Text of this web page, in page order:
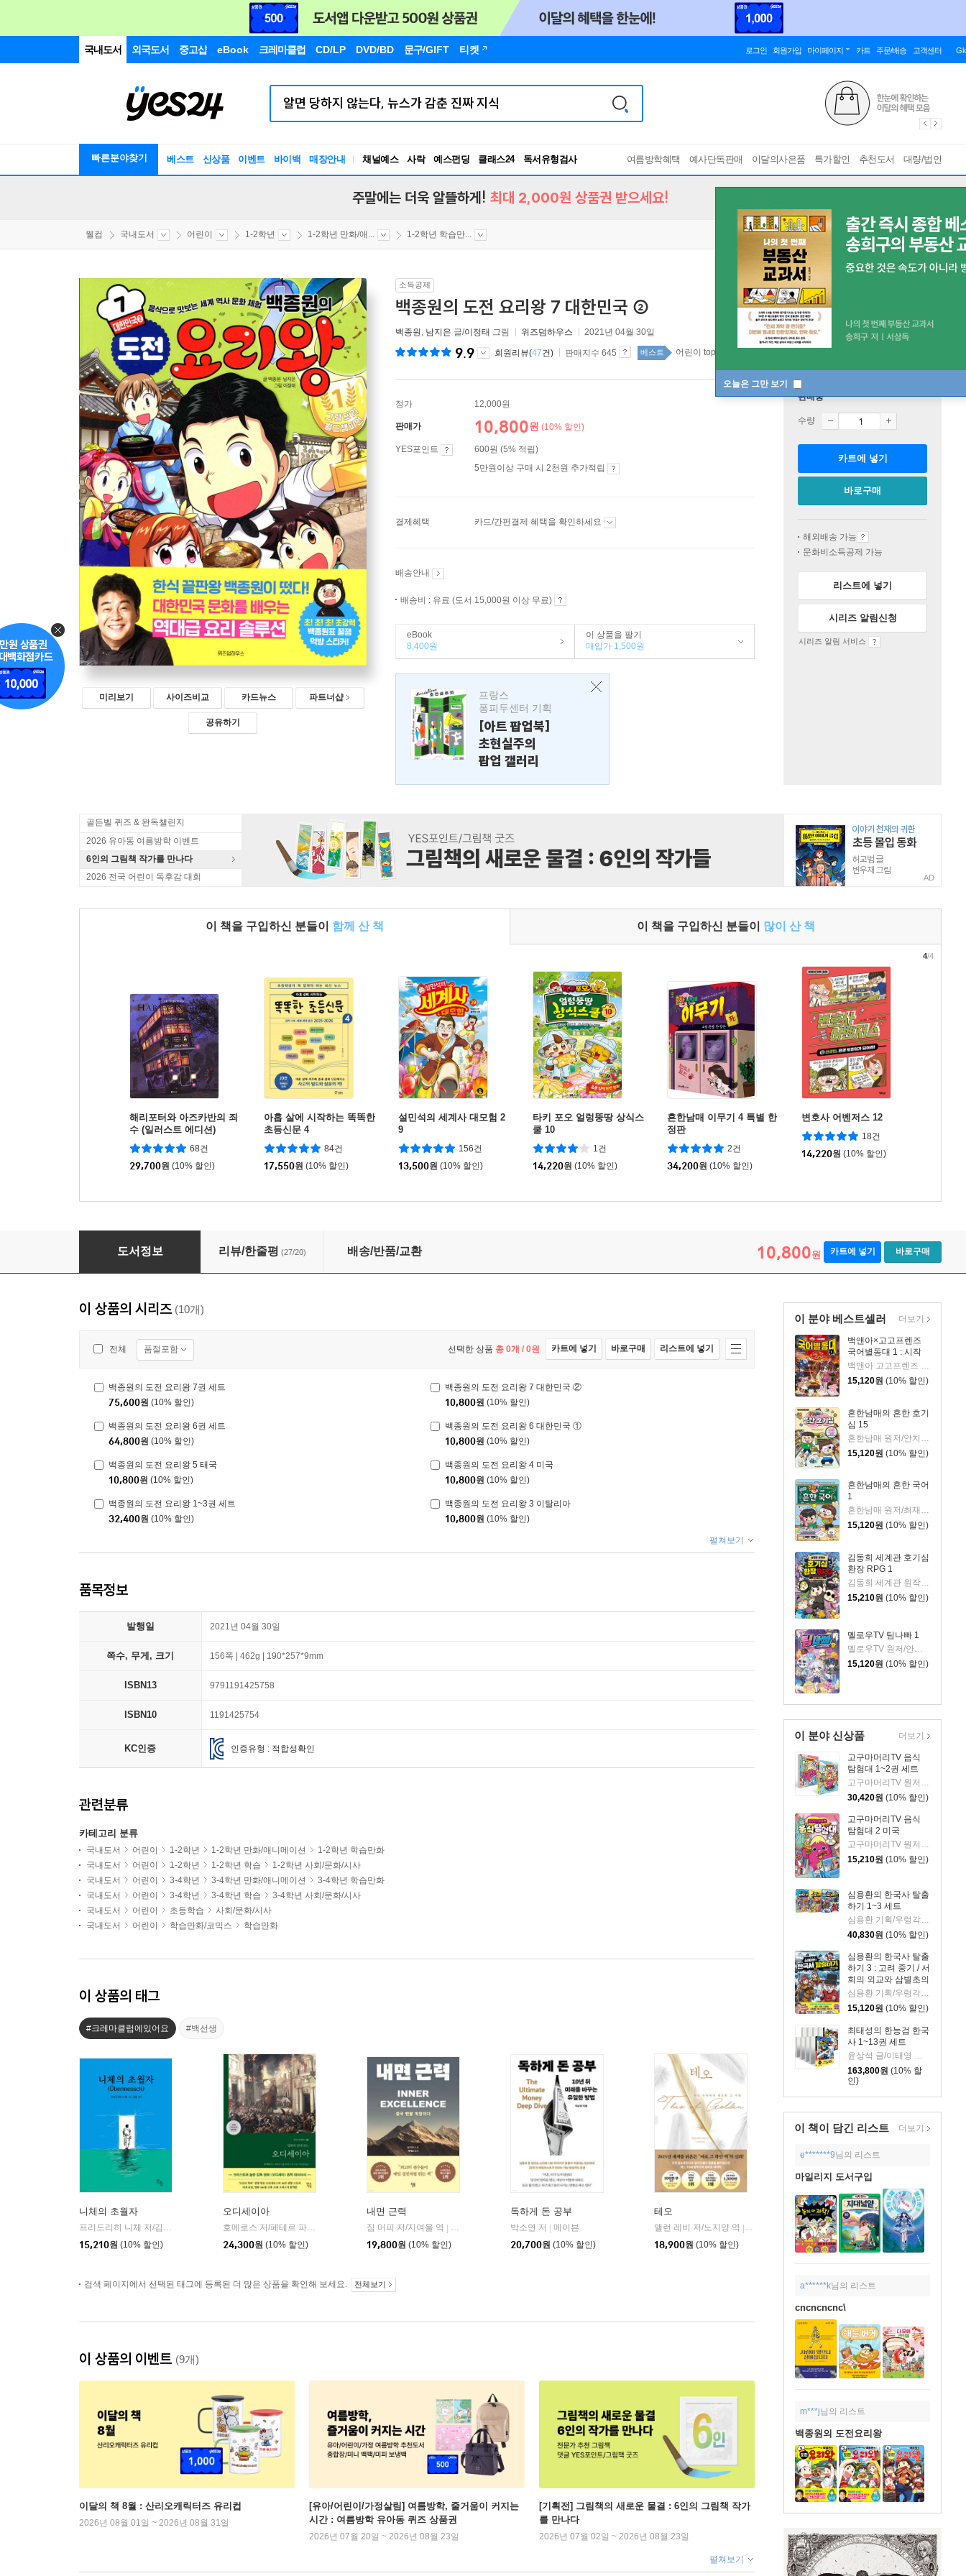
국내도서 외국도서 중고샵 eBook 크레마클럽 CD/LP DVD/BD 문구/GIFT 티켓 로그인 회원가입 마이페이지 카트 주문/배송 고객센터
빠른분야찾기 베스트 신상품 이벤트 바이백 매장안내 채널예스 사락 예스펀딩 클래스24
독서유형검사
RBTI Lab
여름방학혜택 예사단독판매 이달의사은품 특가할인 추천도서 대량/법인
오늘은 그만 보기
주말에는 더욱 알뜰하게! 최대 2,000원 상품권 받으세요!
웰컴 국내도서 어린이 1-2학년 1-2학년 만화/애... 1-2학년 학습만...
미리보기 사이즈비교 카드뉴스 파트너샵
공유하기
소득공제
백종원의 도전 요리왕 7 대한민국 ②
백종원 , 남지은 글/이정태 그림 위즈덤하우스 2021년 04월 30일
9.9 회원리뷰(47건) 판매지수 645 베스트 어린이 top100 5주
정가 12,000원
판매가 10,800원 (10% 할인)
YES포인트
600원 (5% 적립)
5만원이상 구매 시 2천원 추가적립
결제혜택 카드/간편결제 혜택을 확인하세요
배송안내
배송비 : 유료 (도서 15,000원 이상 무료)
eBook
8,400원
이 상품을 팔기
매입가 1,500원
프랑스
퐁피두센터 기획
[아트 팝업북]
초현실주의
팝업 갤러리
판매중
수량
카트에 넣기
바로구매
해외배송 가능
문화비소득공제 가능
리스트에 넣기
시리즈 알림신청
시리즈 알림 서비스
골든벨 퀴즈 & 완독챌린지
2026 유아동 여름방학 이벤트
6인의 그림책 작가를 만나다
2026 전국 어린이 독후감 대회
AD
이 책을 구입하신 분들이 함께 산 책 이 책을 구입하신 분들이 많이 산 책
해리포터와 아즈카반의 죄
수 (일러스트 에디션)
68건
29,700원 (10% 할인)
아홉 살에 시작하는 똑똑한
초등신문 4
84건
17,550원 (10% 할인)
설민석의 세계사 대모험 2
9
156건
13,500원 (10% 할인)
타키 포오 얼렁뚱땅 상식스
쿨 10
1건
14,220원 (10% 할인)
흔한남매 이무기 4 특별 한
정판
2건
34,200원 (10% 할인)
변호사 어벤저스 12
18건
14,220원 (10% 할인)
4/4
백종원의 도전 요리왕 7 대한민국 ②
도서정보 리뷰/한줄평 (27/20) 배송/반품/교환 10,800원 카트에 넣기 바로구매
이 분야 베스트셀러
백앤아×고고프렌즈
국어별동대 1 : 시작
백앤아 고고프렌즈 원저/한바리 글/정수영 그림/김선 감수
15,120원 (10% 할인)
흔한남매의 흔한 호기
심 15
흔한남매 원저/안치현 글/유난희 그림/이정모,흔한컴퍼니 감수
15,120원 (10% 할인)
흔한남매의 흔한 국어
1
흔한남매 원저/최재연 글/도니패밀리 그림
15,120원 (10% 할인)
김동희 세계관 호기심
환장 RPG 1
김동희 세계관 원작/박종은 글/이정태 그림
15,210원 (10% 할인)
멜로우TV 팀나빠 1
멜로우TV 원저/안경순 저/쓰리포 그림
15,120원 (10% 할인)
더보기
이 분야 신상품
고구마머리TV 음식
탐험대 1~2권 세트
고구마머리TV 원저/서후 글/김기수 그림
30,420원 (10% 할인)
고구마머리TV 음식
탐험대 2 미국
고구마머리TV 원저/서후 글/김기수 그림
15,210원 (10% 할인)
심용환의 한국사 탈출
하기 1~3 세트
심용환 기획/우렁각시탈 글/타니스튜디오 그림
40,830원 (10% 할인)
심용환의 한국사 탈출
하기 3 : 고려 중기 / 서
희의 외교와 삼별초의
투쟁 편
심용환 기획/우렁각시탈 글/타니스튜디오 그림
15,120원 (10% 할인)
최태성의 한능검 한국
사 1~13권 세트
163,800원 (10% 할
인)
더보기
이 책이 담긴 리스트 더보기
e*******9님의 리스트
마일리지 도서구입
a******k님의 리스트
cncncncnc\
m***j님의 리스트
백종원의 도전요리왕
이 상품의 시리즈 (10개)
전체 품절포함 선택한 상품 총 0개 / 0원 카트에 넣기 바로구매 리스트에 넣기
백종원의 도전 요리왕 7권 세트
75,600원 (10% 할인)
백종원의 도전 요리왕 7 대한민국 ②
10,800원 (10% 할인)
백종원의 도전 요리왕 6권 세트
64,800원 (10% 할인)
백종원의 도전 요리왕 6 대한민국 ①
10,800원 (10% 할인)
백종원의 도전 요리왕 5 태국
10,800원 (10% 할인)
백종원의 도전 요리왕 4 미국
10,800원 (10% 할인)
백종원의 도전 요리왕 1~3권 세트
32,400원 (10% 할인)
백종원의 도전 요리왕 3 이탈리아
10,800원 (10% 할인)
펼쳐보기
품목정보
발행일 2021년 04월 30일
쪽수, 무게, 크기 156쪽 | 462g | 190*257*9mm
ISBN13 9791191425758
ISBN10 1191425754
KC인증 인증유형 : 적합성확인
관련분류
카테고리 분류
국내도서 어린이 1-2학년 1-2학년 만화/애니메이션
1-2학년 학습만화
국내도서
어린이 1-2학년 1-2학년 학습
1-2학년 사회/문화/시사
국내도서
어린이 3-4학년 3-4학년 만화/애니메이션
3-4학년 학습만화
국내도서
어린이 3-4학년 3-4학년 학습
3-4학년 사회/문화/시사
국내도서
어린이 초등학습
사회/문화/시사
국내도서
어린이 학습만화/코믹스 학습만화
이 상품의 태그
#크레마클럽에있어요 #백선생
니체의 초월자
프리드리히 니체 저/김철 편역
15,210원 (10% 할인)
오디세이아
호메로스 저/페테르 파울 루벤스 그림/박문재 역 | 현대지성
24,300원 (10% 할인)
내면 근력
짐 머피 저/지여울 역
윌북(willbook)
19,800원 (10% 할인)
독하게 돈 공부
박소연 저
메이븐
20,700원 (10% 할인)
테오
앨런 레비 저/노지양 역
오팬하우스
18,900원 (10% 할인)
검색 페이지에서 선택된 태그에 등록된 더 많은 상품을 확인해 보세요. 전체보기
이 상품의 이벤트 (9개)
이달의 책 8월 : 산리오캐릭터즈 유리컵
2026년 08월 01일 ~ 2026년 08월 31일
[유아/어린이/가정살림] 여름방학, 줄거움이 커지는
시간 : 여름방학 유아동 퀴즈 상품권
2026년 07월 20일 ~ 2026년 08월 23일
[기획전] 그림책의 새로운 물결 : 6인의 그림책 작가
를 만나다
2026년 07월 02일 ~ 2026년 08월 23일
펼쳐보기